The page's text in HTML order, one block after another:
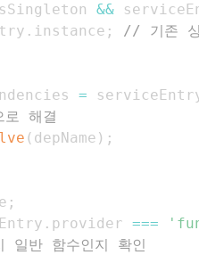
&&
. instance ;
// 기존 싱
=
해결
( depName ) ;
;
. provider ===
일반 함수인지 확인